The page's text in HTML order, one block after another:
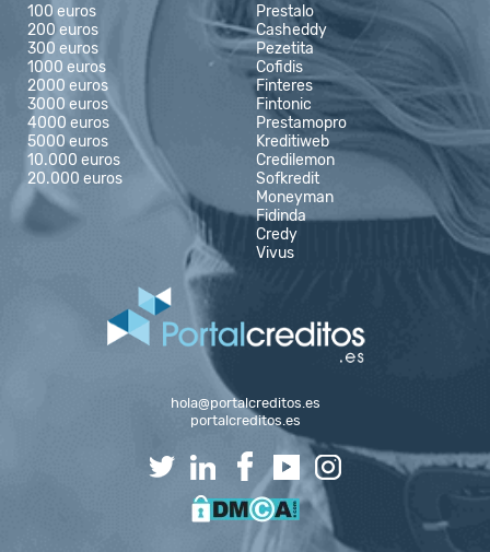
100 euros
200 euros
300 euros
1000 euros
2000 euros
3000 euros
4000 euros
5000 euros
10.000 euros
20.000 euros
Prestalo
Casheddy
Pezetita
Cofidis
Finteres
Fintonic
Prestamopro
Kreditiweb
Credilemon
Sofkredit
Moneyman
Fidinda
Credy
Vivus
hola@portalcreditos.es
portalcreditos.es